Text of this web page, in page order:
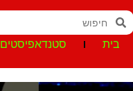
בית סטנדאפיסטים